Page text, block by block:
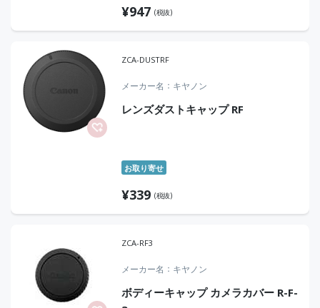
¥947 (税抜)
ZCA-DUSTRF
メーカー名 キヤノン
レンズダストキャップ RF
お取り寄せ
¥339 (税抜)
ZCA-RF3
メーカー名 キヤノン
ボディーキャップ カメラカバー R-F-